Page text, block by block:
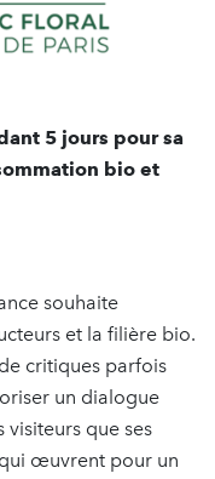
5 jours pour sa
bio et
souhaite
et la filière bio.
critiques parfois
un dialogue
visiteurs que ses
œuvrent pour un